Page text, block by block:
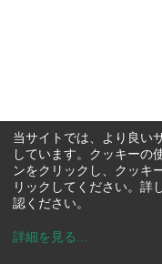
当サイトでは、より良い
しています。クッキーの
ンをクリックし、クッキ
リックしてください。詳
認ください。
詳細を見る ...